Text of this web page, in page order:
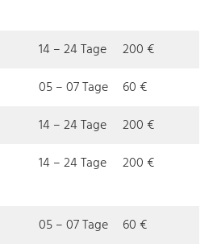
14 – 24 Tage
200 €
05 – 07 Tage
60 €
14 – 24 Tage
200 €
14 – 24 Tage 200 €
05 – 07 Tage
60 €